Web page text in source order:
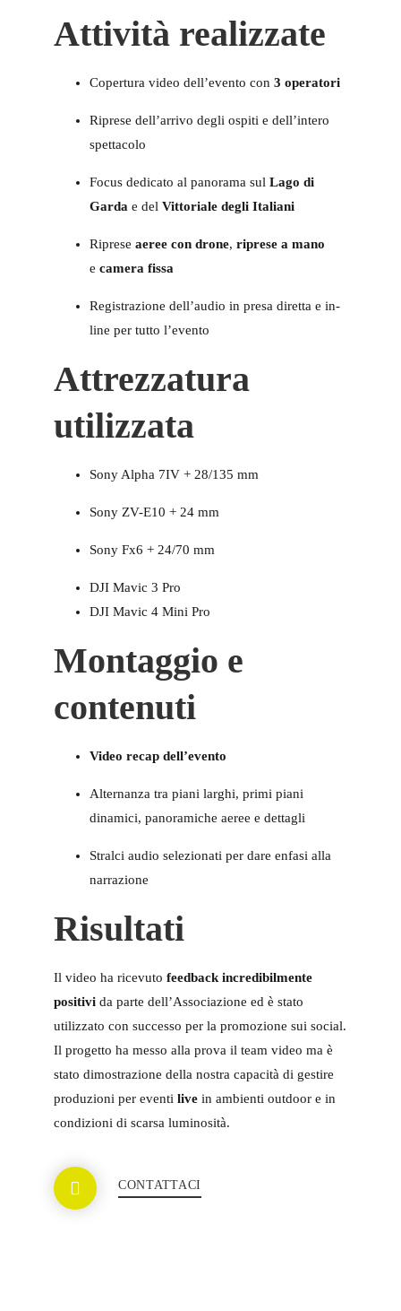
Attività realizzate
Copertura video dell’evento con 3 operatori
Riprese dell’arrivo degli ospiti e dell’intero
spettacolo
Focus dedicato al panorama sul Lago di
Garda e del Vittoriale degli Italiani
Riprese aeree con drone, riprese a mano
e camera fissa
Registrazione dell’audio in presa diretta e in-
line per tutto l’evento
Attrezzatura
utilizzata
Sony Alpha 7IV + 28/135 mm
Sony ZV-E10 + 24 mm
Sony Fx6 + 24/70 mm
DJI Mavic 3 Pro
DJI Mavic 4 Mini Pro
Montaggio e
contenuti
Video recap dell’evento
Alternanza tra piani larghi, primi piani
dinamici, panoramiche aeree e dettagli
Stralci audio selezionati per dare enfasi alla
narrazione
Risultati
Il video ha ricevuto feedback incredibilmente
positivi da parte dell’Associazione ed è stato
utilizzato con successo per la promozione sui social.
Il progetto ha messo alla prova il team video ma è
stato dimostrazione della nostra capacità di gestire
produzioni per eventi live in ambienti outdoor e in
condizioni di scarsa luminosità.
CONTATTACI